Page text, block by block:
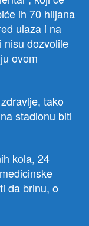
ih 70 hiljana
ulaza i na
nisu dozvolile
ovom
tako
stadionu biti
kola, 24
da brinu, o